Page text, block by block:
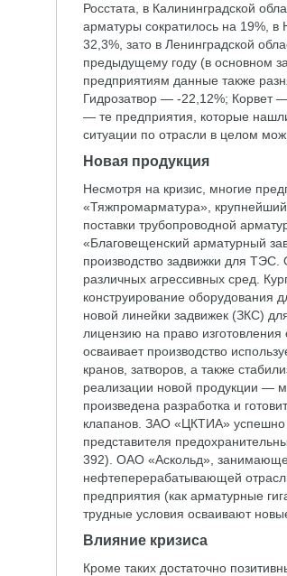
Росстата, в Калининградской
арматуры сократилось на 19%, в
32,3%, зато в Ленинградской
предыдущему году (в основном
предприятиям данные также
Гидрозатвор — -22,12%; Корвет
— те предприятия, которые
ситуации по отрасли в целом
Новая продукция
Несмотря на кризис, многие
«Тяжпромарматура»,
поставки трубопроводной
«Благовещенский арматурный
производство задвижки для
различных агрессивных сред.
конструирование оборудования
новой линейки задвижек (ЗКС)
лицензию на право
осваивает производство
кранов, затворов, а также
реализации новой продукции —
произведена разработка и
клапанов. ЗАО «ЦКТИА»
представителя
392). ОАО «Аскольд»,
нефтеперерабатывающей
предприятия (как арматурные
трудные условия осваивают
Влияние кризиса
Кроме таких достаточно